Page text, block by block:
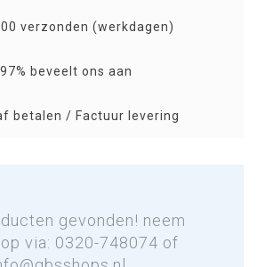
verzonden (werkdagen)
97% beveelt ons aan
betalen / Factuur levering
gevonden! neem
via: 0320-748074 of